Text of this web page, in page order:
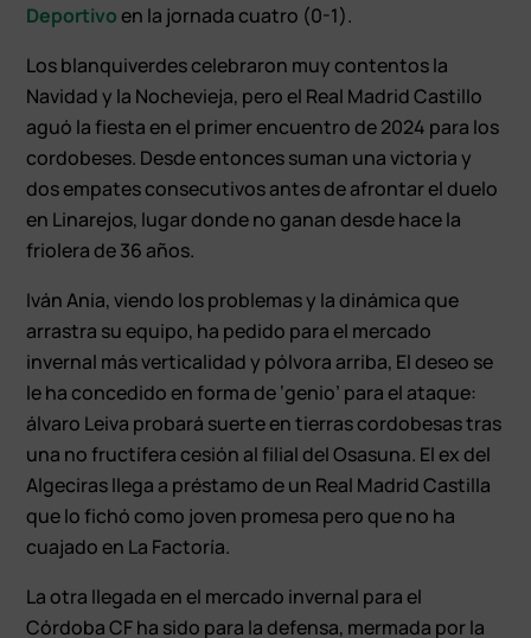
Deportivoen la jornada cuatro (0-1).
Los blanquiverdes celebraron muy contentos la
Navidad y la Nochevieja, pero el Real Madrid Castillo
aguó la fiesta en el primer encuentro de 2024 para los
cordobeses. Desde entonces suman una victoria y
dos empates consecutivos antes de afrontar el duelo
en Linarejos, lugar donde no ganan desde hace la
friolera de 36 años.
Iván Ania, viendo los problemas y la dinámica que
arrastra su equipo, ha pedido para el mercado
invernal más verticalidad y pólvora arriba, El deseo se
le ha concedido en forma de ‘genio’ para el ataque:
álvaro Leiva probará suerte en tierras cordobesas tras
una no fructífera cesión al filial del Osasuna. El ex del
Algeciras llega a préstamo de un Real Madrid Castilla
que lo fichó como joven promesa pero que no ha
cuajado en La Factoría.
La otra llegada en el mercado invernal para el
Córdoba CF ha sido para la defensa, mermada por la